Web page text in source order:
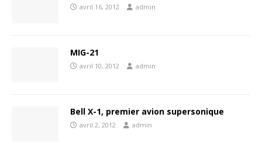
avril 16, 2012 admin
MIG-21
avril 10, 2012 admin
Bell X-1, premier avion supersonique
avril 2, 2012 admin